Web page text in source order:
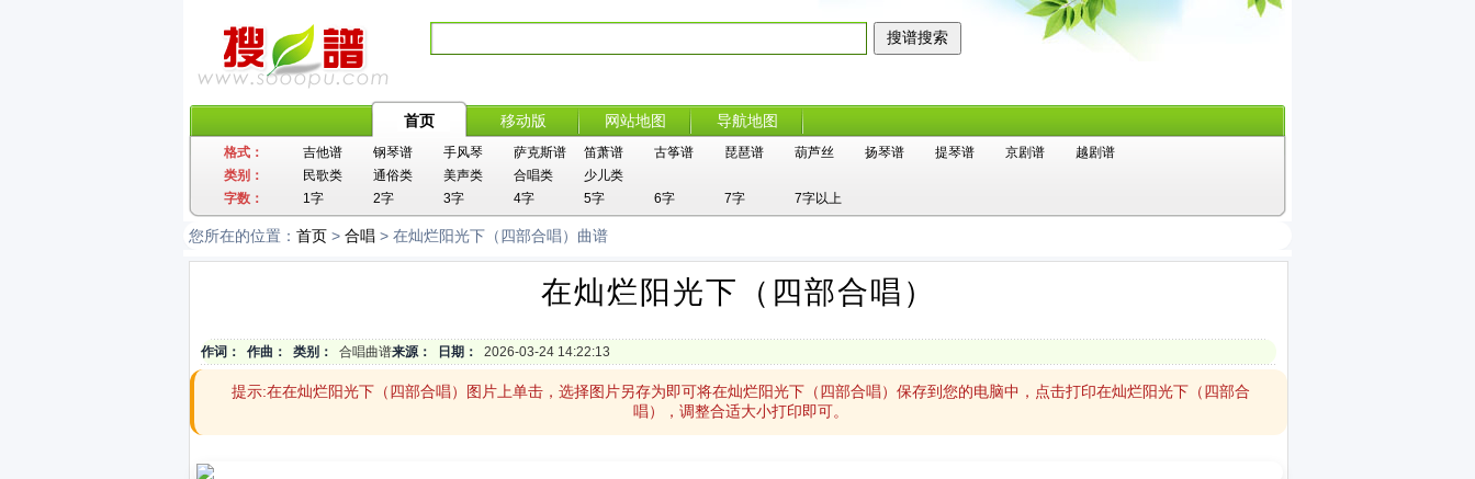
首页 移动版 网站地图 导航地图
格式： 吉他谱 钢琴谱 手风琴 萨克斯谱 笛萧谱 古筝谱 琵琶谱 葫芦丝 扬琴谱 提琴谱 京剧谱
越剧谱
类别：
民歌类 通俗类 美声类 合唱类
少儿类
字数：
1字 2字 3字 4字 5字 6字 7字 7字以上
您所在的位置： 首页 > 合唱 > 在灿烂阳光下（四部合唱）曲谱
在灿烂阳光下（四部合唱）
作词： 作曲： 类别： 合唱曲谱来源： 日期： 2026-03-24 14:22:13
提示:在在灿烂阳光下（四部合唱）图片上单击，选择图片另存为即可将在灿烂阳光下（四部合唱）保存到您的电脑中，点击打印在灿烂阳光下（四部合
唱），调整合适大小打印即可。